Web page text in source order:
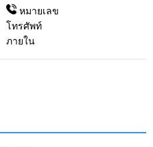
หมายเลข
โทรศัพท์
ภายใน